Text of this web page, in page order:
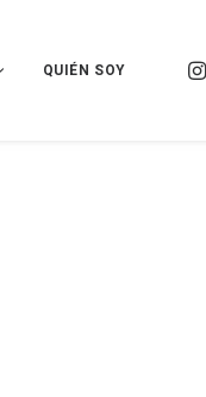
QUIÉN SOY